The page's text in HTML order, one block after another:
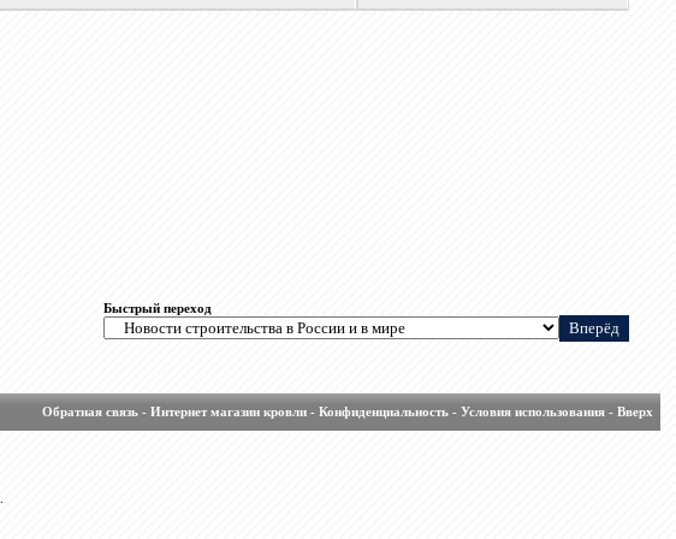
Быстрый переход
Обратная связь- Интернет магазин кровли- Конфиденциальность- Условия использования- Вверх